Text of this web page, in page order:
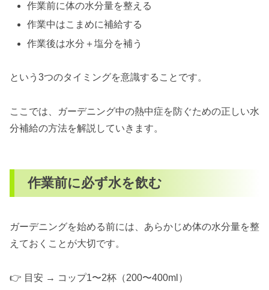
作業前に体の水分量を整える
作業中はこまめに補給する
作業後は水分＋塩分を補う
という3つのタイミングを意識することです。
ここでは、ガーデニング中の熱中症を防ぐための正しい水
分補給の方法を解説していきます。
作業前に必ず水を飲む
ガーデニングを始める前には、あらかじめ体の水分量を整
えておくことが大切です。
👉 目安 → コップ1〜2杯（200〜400ml）